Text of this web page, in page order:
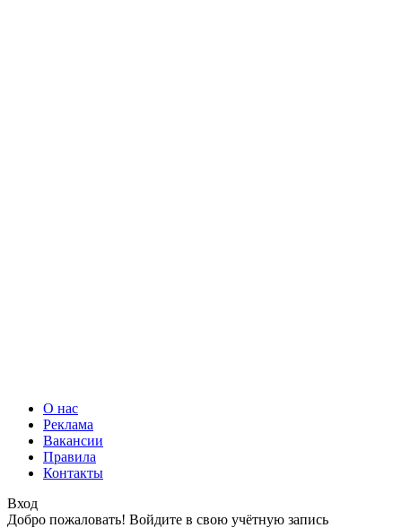
О нас
Реклама
Вакансии
Правила
Контакты
Вход
Добро пожаловать! Войдите в свою учётную запись